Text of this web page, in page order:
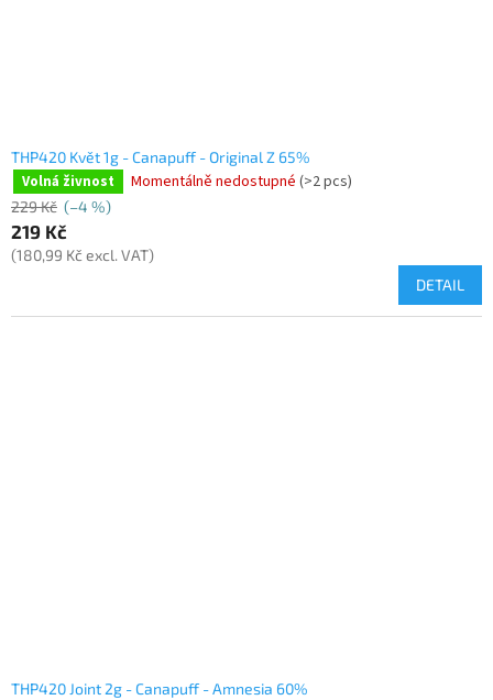
THP420 Květ 1g - Canapuff - Original Z 65%
Volná živnost Momentálně nedostupné (>2 pcs)
229 Kč (–4 %)
219 Kč
(180,99 Kč excl. VAT)
DETAIL
THP420 Joint 2g - Canapuff - Amnesia 60%